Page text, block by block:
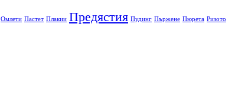
Омлети Пастет Плакии Предястия Пудинг Пържене Пюрета Ризото